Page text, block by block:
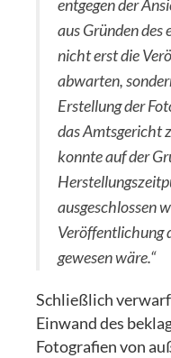
entgegen der
aus Gründen
nicht erst die
abwarten,
Erstellung der
das Amtsgericht
konnte auf der
ausgeschlossen
Veröffentlichung
gewesen wäre.“
Schließlich
Einwand des
Fotografien von